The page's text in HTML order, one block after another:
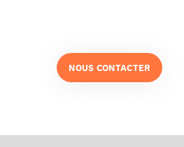
NOUS CONTACTER